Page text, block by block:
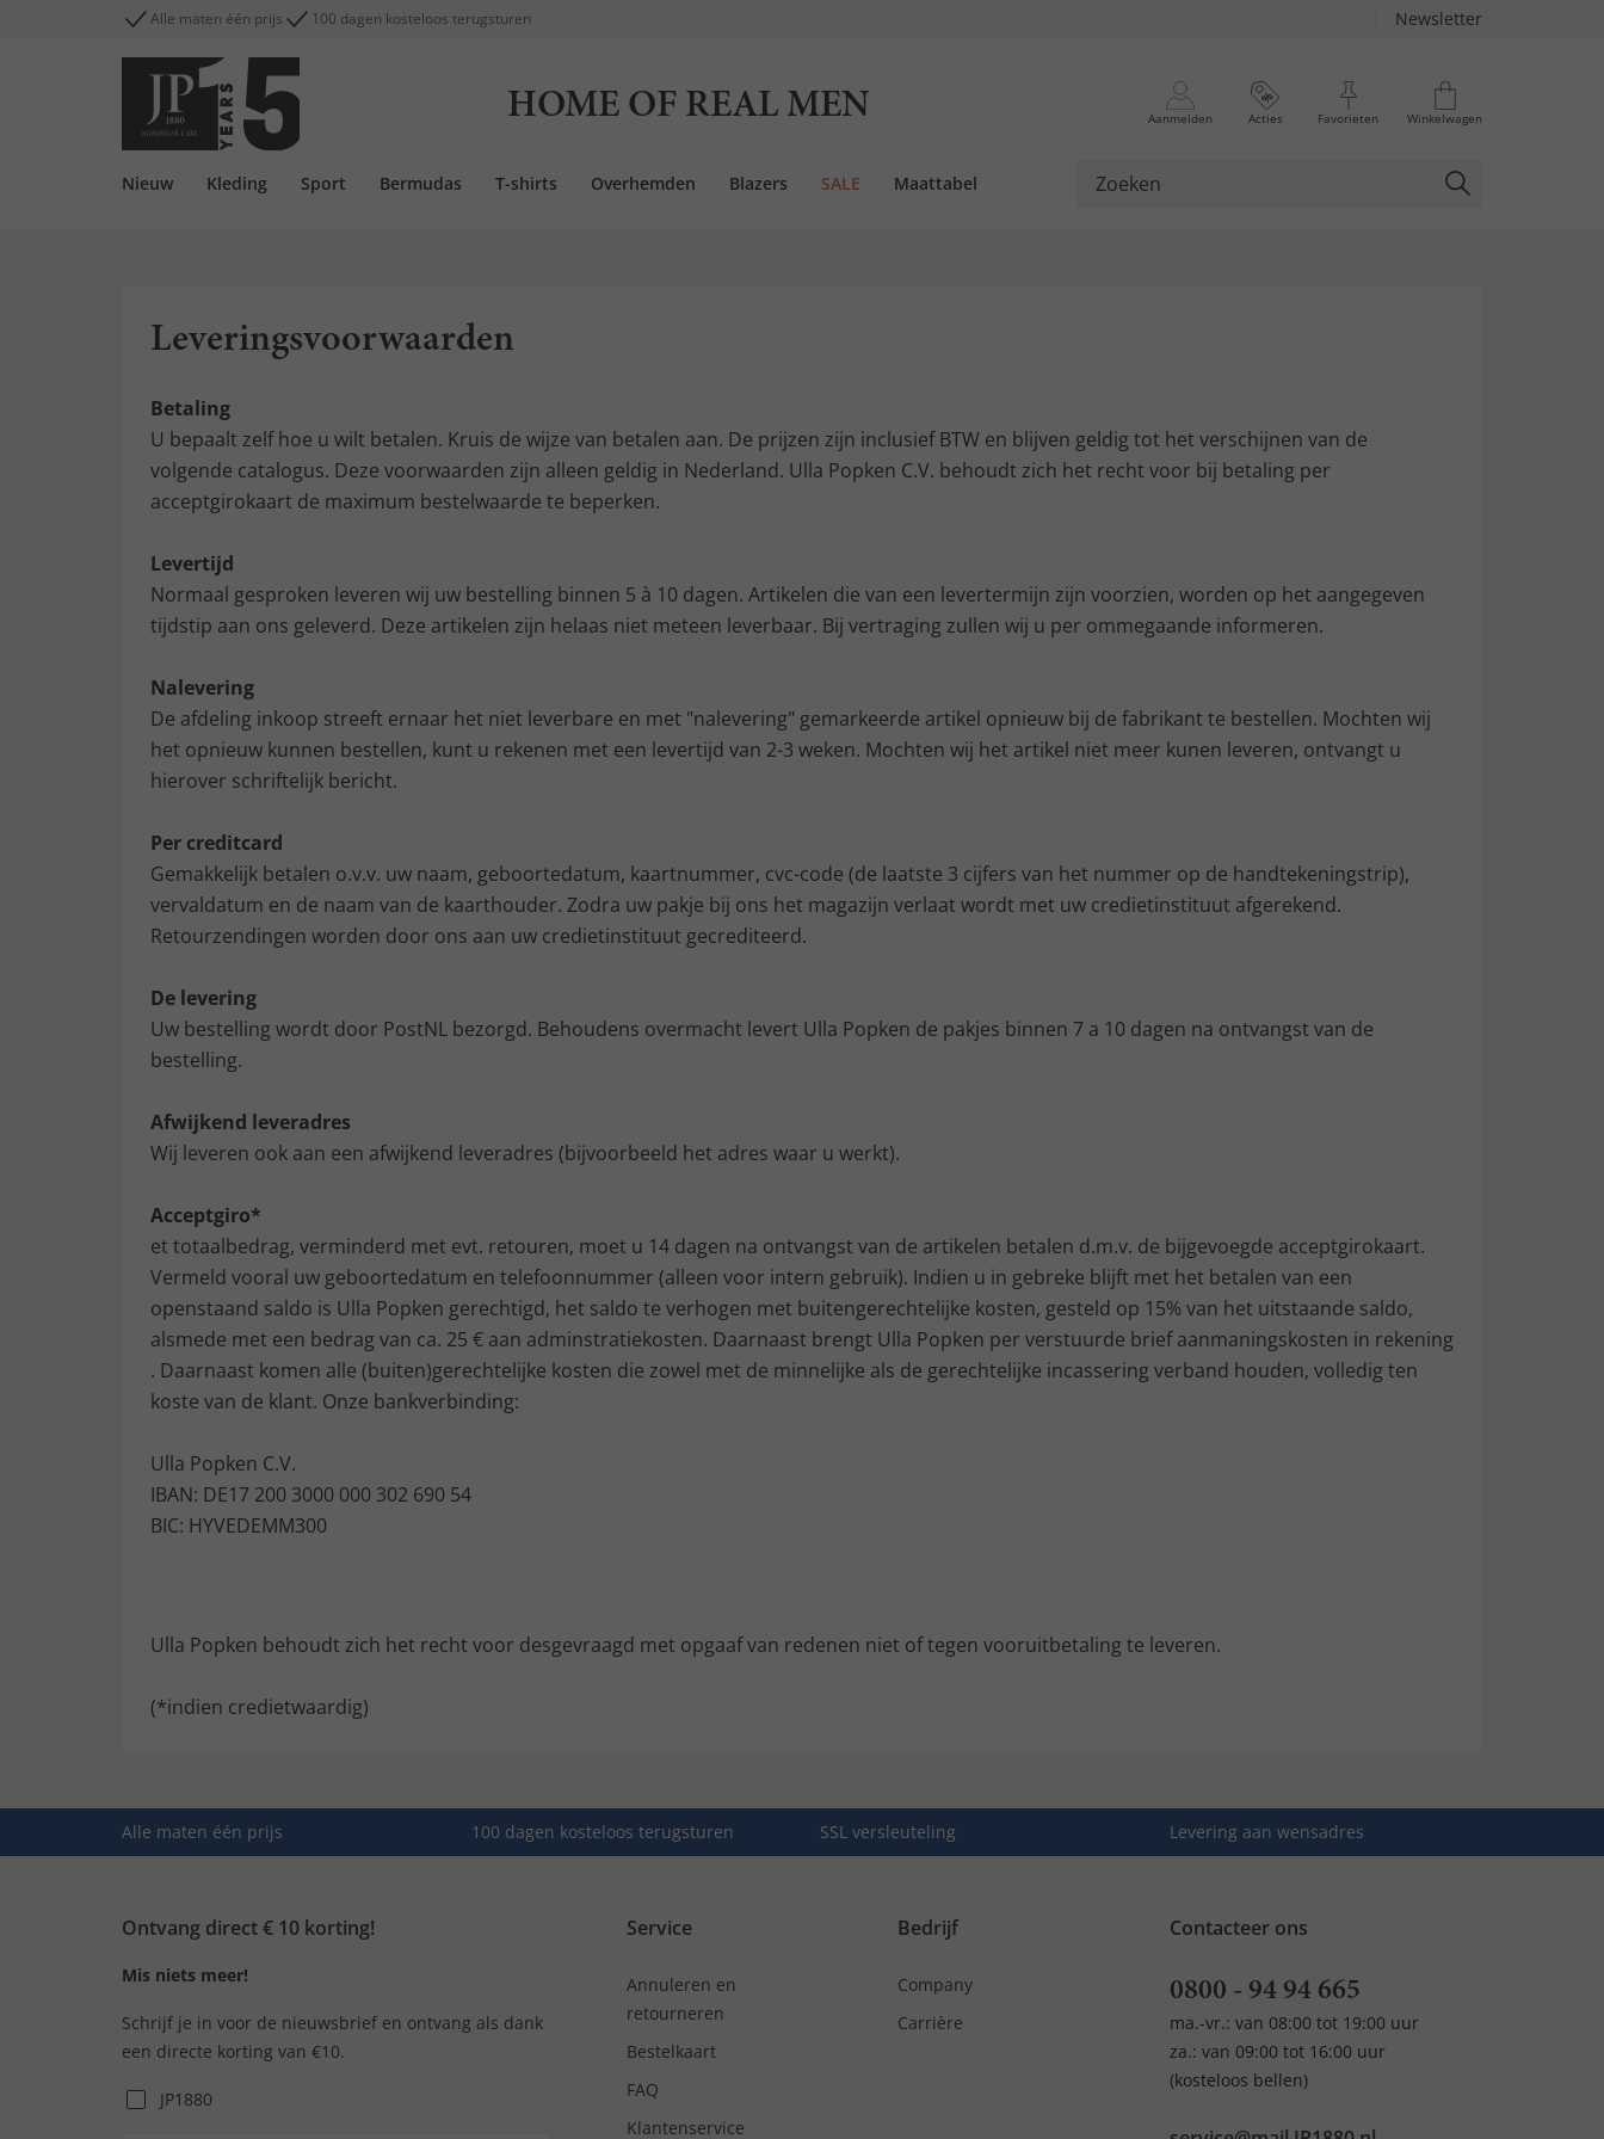
Alle maten één prijs 100 dagen kosteloos terugsturen Newsletter
HOME OF REAL MEN Aanmelden Acties Favorieten Winkelwagen
Nieuw Kleding Sport Bermudas T-shirts Overhemden Blazers SALE Maattabel
Leveringsvoorwaarden
Betaling
U bepaalt zelf hoe u wilt betalen. Kruis de wijze van betalen aan. De prijzen zijn inclusief BTW en blijven geldig tot het verschijnen van de
volgende catalogus. Deze voorwaarden zijn alleen geldig in Nederland. Ulla Popken C.V. behoudt zich het recht voor bij betaling per
acceptgirokaart de maximum bestelwaarde te beperken.
Levertijd
Normaal gesproken leveren wij uw bestelling binnen 5 à 10 dagen. Artikelen die van een levertermijn zijn voorzien, worden op het aangegeven
tijdstip aan ons geleverd. Deze artikelen zijn helaas niet meteen leverbaar. Bij vertraging zullen wij u per ommegaande informeren.
Nalevering
De afdeling inkoop streeft ernaar het niet leverbare en met "nalevering" gemarkeerde artikel opnieuw bij de fabrikant te bestellen. Mochten wij
het opnieuw kunnen bestellen, kunt u rekenen met een levertijd van 2-3 weken. Mochten wij het artikel niet meer kunen leveren, ontvangt u
hierover schriftelijk bericht.
Per creditcard
Gemakkelijk betalen o.v.v. uw naam, geboortedatum, kaartnummer, cvc-code (de laatste 3 cijfers van het nummer op de handtekeningstrip),
vervaldatum en de naam van de kaarthouder. Zodra uw pakje bij ons het magazijn verlaat wordt met uw credietinstituut afgerekend.
Retourzendingen worden door ons aan uw credietinstituut gecrediteerd.
De levering
Uw bestelling wordt door PostNL bezorgd. Behoudens overmacht levert Ulla Popken de pakjes binnen 7 a 10 dagen na ontvangst van de
bestelling.
Afwijkend leveradres
Wij leveren ook aan een afwijkend leveradres (bijvoorbeeld het adres waar u werkt).
Acceptgiro*
et totaalbedrag, verminderd met evt. retouren, moet u 14 dagen na ontvangst van de artikelen betalen d.m.v. de bijgevoegde acceptgirokaart.
Vermeld vooral uw geboortedatum en telefoonnummer (alleen voor intern gebruik). Indien u in gebreke blijft met het betalen van een
openstaand saldo is Ulla Popken gerechtigd, het saldo te verhogen met buitengerechtelijke kosten, gesteld op 15% van het uitstaande saldo,
alsmede met een bedrag van ca. 25 € aan adminstratiekosten. Daarnaast brengt Ulla Popken per verstuurde brief aanmaningskosten in rekening
. Daarnaast komen alle (buiten)gerechtelijke kosten die zowel met de minnelijke als de gerechtelijke incassering verband houden, volledig ten
koste van de klant. Onze bankverbinding:
Ulla Popken C.V.
IBAN: DE17 200 3000 000 302 690 54
BIC: HYVEDEMM300
Ulla Popken behoudt zich het recht voor desgevraagd met opgaaf van redenen niet of tegen vooruitbetaling te leveren.
(*indien credietwaardig)
Alle maten één prijs 100 dagen kosteloos terugsturen SSL versleuteling Levering aan wensadres
Ontvang direct € 10 korting!
Mis niets meer!
Schrijf je in voor de nieuwsbrief en ontvang als dank
een directe korting van €10.
JP1880
Service
Annuleren en
retourneren
Bestelkaart
FAQ
Klantenservice
Bedrijf
Company
Carrière
Contacteer ons
0800 - 94 94 665
ma.-vr.: van 08:00 tot 19:00 uur
za.: van 09:00 tot 16:00 uur
(kosteloos bellen)